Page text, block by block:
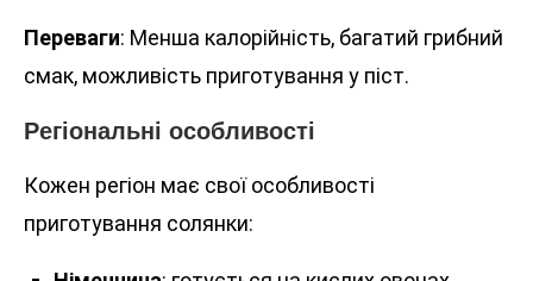
Переваги: Менша калорійність, багатий грибний
смак, можливість приготування у піст.
Регіональні особливості
Кожен регіон має свої особливості
приготування солянки: